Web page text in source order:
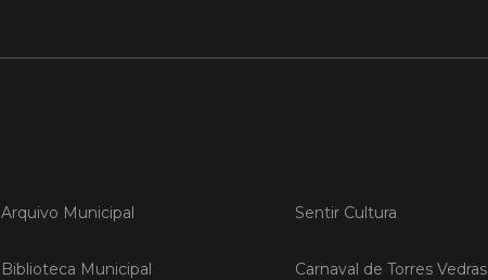
LER MAIS
edição da Semana INOV-E
Vedras regressou entre os dias 13 e 16 de abril,
Arquivo Municipal
Biblioteca Municipal
Sentir Cultura
Carnaval de Torres Vedras